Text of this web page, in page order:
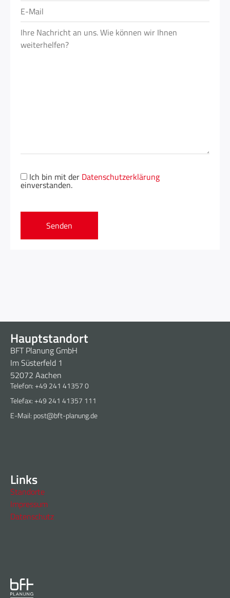
dieses
Feld
lasse
dieses
Feld
lasse
dieses
Feld
Ich bin mit der Datenschutzerklärung
einverstanden.
Hauptstandort
BFT Planung GmbH
Im Süsterfeld 1
52072 Aachen
Telefon: +49 241 41357 0
Telefax: +49 241 41357 111
E-Mail: post@bft-planung.de
Links
Standorte
Impressum
Datenschutz